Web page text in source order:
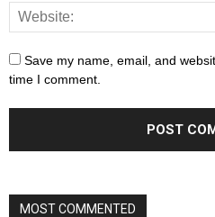
Save my name, email, and
time I comment.
MOST COMMENTED